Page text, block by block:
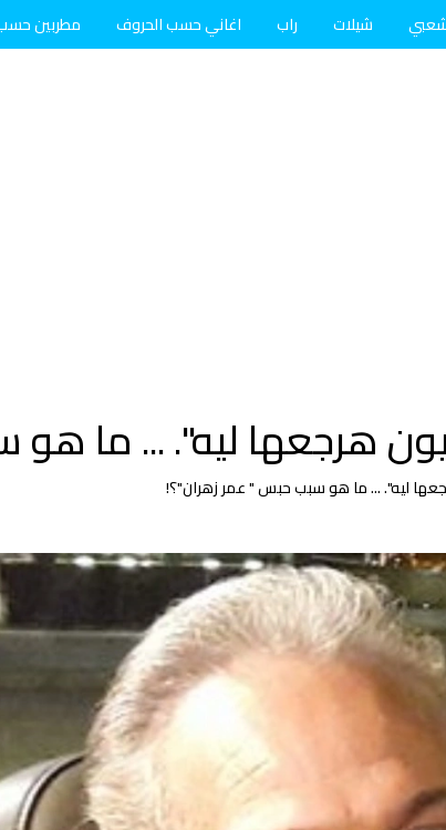
شيلات راب اغاني حسب الحروف مطربين